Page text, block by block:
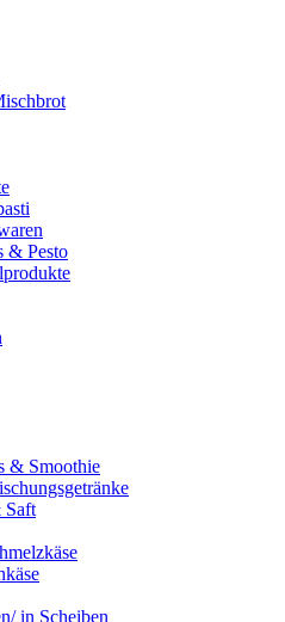
& Pesto
& Smoothie
Saft
in Scheiben